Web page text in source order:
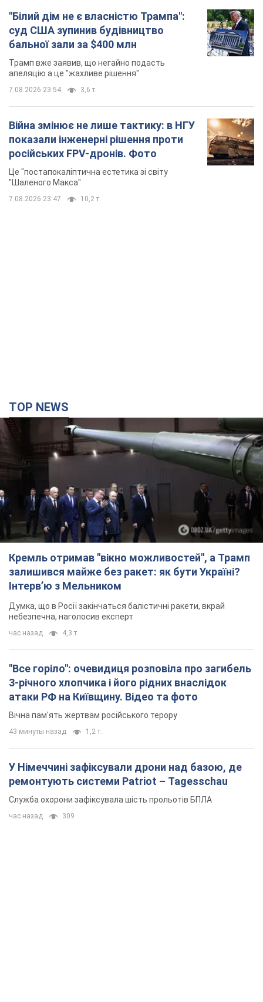
"Білий дім не є власністю Трампа":
суд США зупинив будівництво
бальної зали за $400 млн
Трамп вже заявив, що негайно подасть
апеляцію а це "жахливе рішення"
7.08.2026 23:54 3,6 т.
Війна змінює не лише тактику: в НГУ
показали інженерні рішення проти
російських FPV-дронів. Фото
Це "постапокаліптична естетика зі світу
"Шаленого Макса"
7.08.2026 23:47 10,2 т.
TOP NEWS
Кремль отримав "вікно можливостей", а Трамп
залишився майже без ракет: як бути Україні?
Інтерв’ю з Мельником
Думка, що в Росії закінчаться балістичні ракети, вкрай
небезпечна, наголосив експерт
час назад 4,3 т.
"Все горіло": очевидиця розповіла про загибель
3-річного хлопчика і його рідних внаслідок
атаки РФ на Київщину. Відео та фото
Вічна пам'ять жертвам російського терору
43 минуты назад 1,2 т.
У Німеччині зафіксували дрони над базою, де
ремонтують системи Patriot – Tagesschau
Служба охорони зафіксувала шість прольотів БПЛА
час назад 309